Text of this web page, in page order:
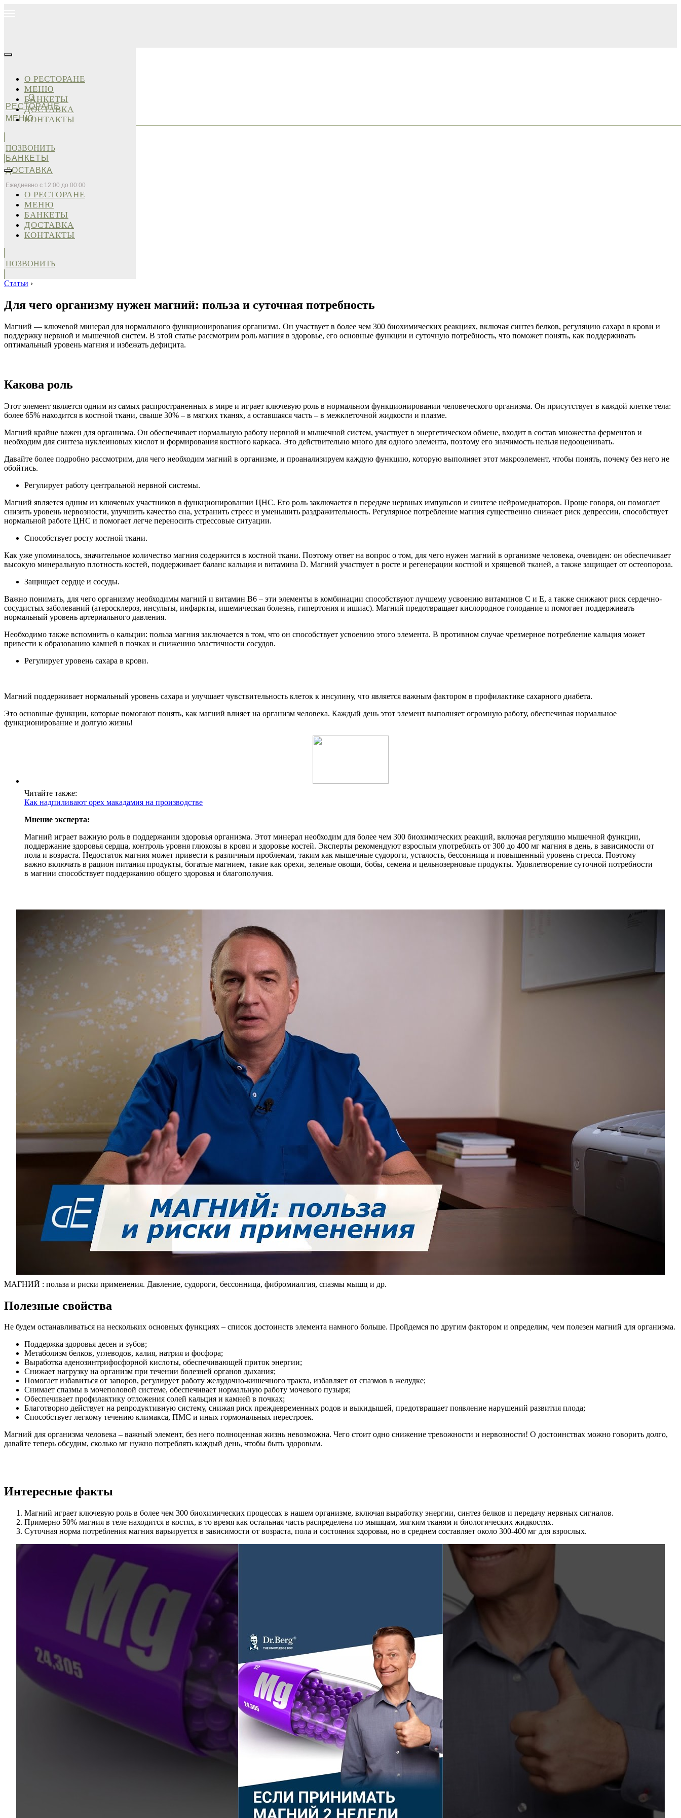
О
РЕСТОРАНЕ
МЕНЮ
БАНКЕТЫ
ДОСТАВКА
Ежедневно с 12:00 до 00:00
О РЕСТОРАНЕ
МЕНЮ
БАНКЕТЫ
ДОСТАВКА
КОНТАКТЫ
ПОЗВОНИТЬ
О РЕСТОРАНЕ
МЕНЮ
БАНКЕТЫ
ДОСТАВКА
КОНТАКТЫ
ПОЗВОНИТЬ
Статьи ›
Для чего организму нужен магний: польза и суточная потребность
Магний — ключевой минерал для нормального функционирования организма. Он участвует в более чем 300 биохимических реакциях, включая синтез белков, регуляцию сахара в крови и
поддержку нервной и мышечной систем. В этой статье рассмотрим роль магния в здоровье, его основные функции и суточную потребность, что поможет понять, как поддерживать
оптимальный уровень магния и избежать дефицита.
Какова роль
Этот элемент является одним из самых распространенных в мире и играет ключевую роль в нормальном функционировании человеческого организма. Он присутствует в каждой клетке тела:
более 65% находится в костной ткани, свыше 30% – в мягких тканях, а оставшаяся часть – в межклеточной жидкости и плазме.
Магний крайне важен для организма. Он обеспечивает нормальную работу нервной и мышечной систем, участвует в энергетическом обмене, входит в состав множества ферментов и
необходим для синтеза нуклеиновых кислот и формирования костного каркаса. Это действительно много для одного элемента, поэтому его значимость нельзя недооценивать.
Давайте более подробно рассмотрим, для чего необходим магний в организме, и проанализируем каждую функцию, которую выполняет этот макроэлемент, чтобы понять, почему без него не
обойтись.
Регулирует работу центральной нервной системы.
Магний является одним из ключевых участников в функционировании ЦНС. Его роль заключается в передаче нервных импульсов и синтезе нейромедиаторов. Проще говоря, он помогает
снизить уровень нервозности, улучшить качество сна, устранить стресс и уменьшить раздражительность. Регулярное потребление магния существенно снижает риск депрессии, способствует
нормальной работе ЦНС и помогает легче переносить стрессовые ситуации.
Способствует росту костной ткани.
Как уже упоминалось, значительное количество магния содержится в костной ткани. Поэтому ответ на вопрос о том, для чего нужен магний в организме человека, очевиден: он обеспечивает
высокую минеральную плотность костей, поддерживает баланс кальция и витамина D. Магний участвует в росте и регенерации костной и хрящевой тканей, а также защищает от остеопороза.
Защищает сердце и сосуды.
Важно понимать, для чего организму необходимы магний и витамин B6 – эти элементы в комбинации способствуют лучшему усвоению витаминов C и E, а также снижают риск сердечно-
сосудистых заболеваний (атеросклероз, инсульты, инфаркты, ишемическая болезнь, гипертония и ишиас). Магний предотвращает кислородное голодание и помогает поддерживать
нормальный уровень артериального давления.
Необходимо также вспомнить о кальции: польза магния заключается в том, что он способствует усвоению этого элемента. В противном случае чрезмерное потребление кальция может
привести к образованию камней в почках и снижению эластичности сосудов.
Регулирует уровень сахара в крови.
Магний поддерживает нормальный уровень сахара и улучшает чувствительность клеток к инсулину, что является важным фактором в профилактике сахарного диабета.
Это основные функции, которые помогают понять, как магний влияет на организм человека. Каждый день этот элемент выполняет огромную работу, обеспечивая нормальное
функционирование и долгую жизнь!
Читайте также:
Как надпиливают орех макадамия на производстве
Мнение эксперта:
Магний играет важную роль в поддержании здоровья организма. Этот минерал необходим для более чем 300 биохимических реакций, включая регуляцию мышечной функции,
поддержание здоровья сердца, контроль уровня глюкозы в крови и здоровье костей. Эксперты рекомендуют взрослым употреблять от 300 до 400 мг магния в день, в зависимости от
пола и возраста. Недостаток магния может привести к различным проблемам, таким как мышечные судороги, усталость, бессонница и повышенный уровень стресса. Поэтому
важно включать в рацион питания продукты, богатые магнием, такие как орехи, зеленые овощи, бобы, семена и цельнозерновые продукты. Удовлетворение суточной потребности
в магнии способствует поддержанию общего здоровья и благополучия.
МАГНИЙ : польза и риски применения. Давление, судороги, бессонница, фибромиалгия, спазмы мышц и др.
Полезные свойства
Не будем останавливаться на нескольких основных функциях – список достоинств элемента намного больше. Пройдемся по другим фактором и определим, чем полезен магний для организма.
Поддержка здоровья десен и зубов;
Метаболизм белков, углеводов, калия, натрия и фосфора;
Выработка аденозинтрифосфорной кислоты, обеспечивающей приток энергии;
Снижает нагрузку на организм при течении болезней органов дыхания;
Помогает избавиться от запоров, регулирует работу желудочно-кишечного тракта, избавляет от спазмов в желудке;
Снимает спазмы в мочеполовой системе, обеспечивает нормальную работу мочевого пузыря;
Обеспечивает профилактику отложения солей кальция и камней в почках;
Благотворно действует на репродуктивную систему, снижая риск преждевременных родов и выкидышей, предотвращает появление нарушений развития плода;
Способствует легкому течению климакса, ПМС и иных гормональных перестроек.
Магний для организма человека – важный элемент, без него полноценная жизнь невозможна. Чего стоит одно снижение тревожности и нервозности! О достоинствах можно говорить долго,
давайте теперь обсудим, сколько мг нужно потреблять каждый день, чтобы быть здоровым.
Интересные факты
Магний играет ключевую роль в более чем 300 биохимических процессах в нашем организме, включая выработку энергии, синтез белков и передачу нервных сигналов.
Примерно 50% магния в теле находится в костях, в то время как остальная часть распределена по мышцам, мягким тканям и биологических жидкостях.
Суточная норма потребления магния варьируется в зависимости от возраста, пола и состояния здоровья, но в среднем составляет около 300-400 мг для взрослых.